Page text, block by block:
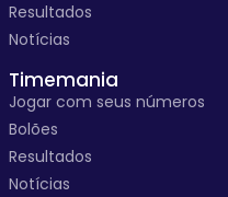
Resultados
Notícias
Timemania
Jogar com seus números
Bolões
Resultados
Notícias